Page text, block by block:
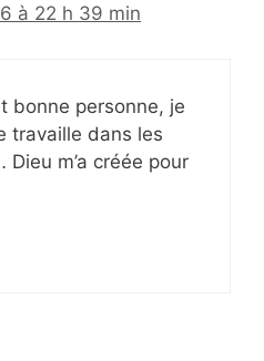
à 22 h 39 min
bonne personne, je
travaille dans les
m’a créée pour